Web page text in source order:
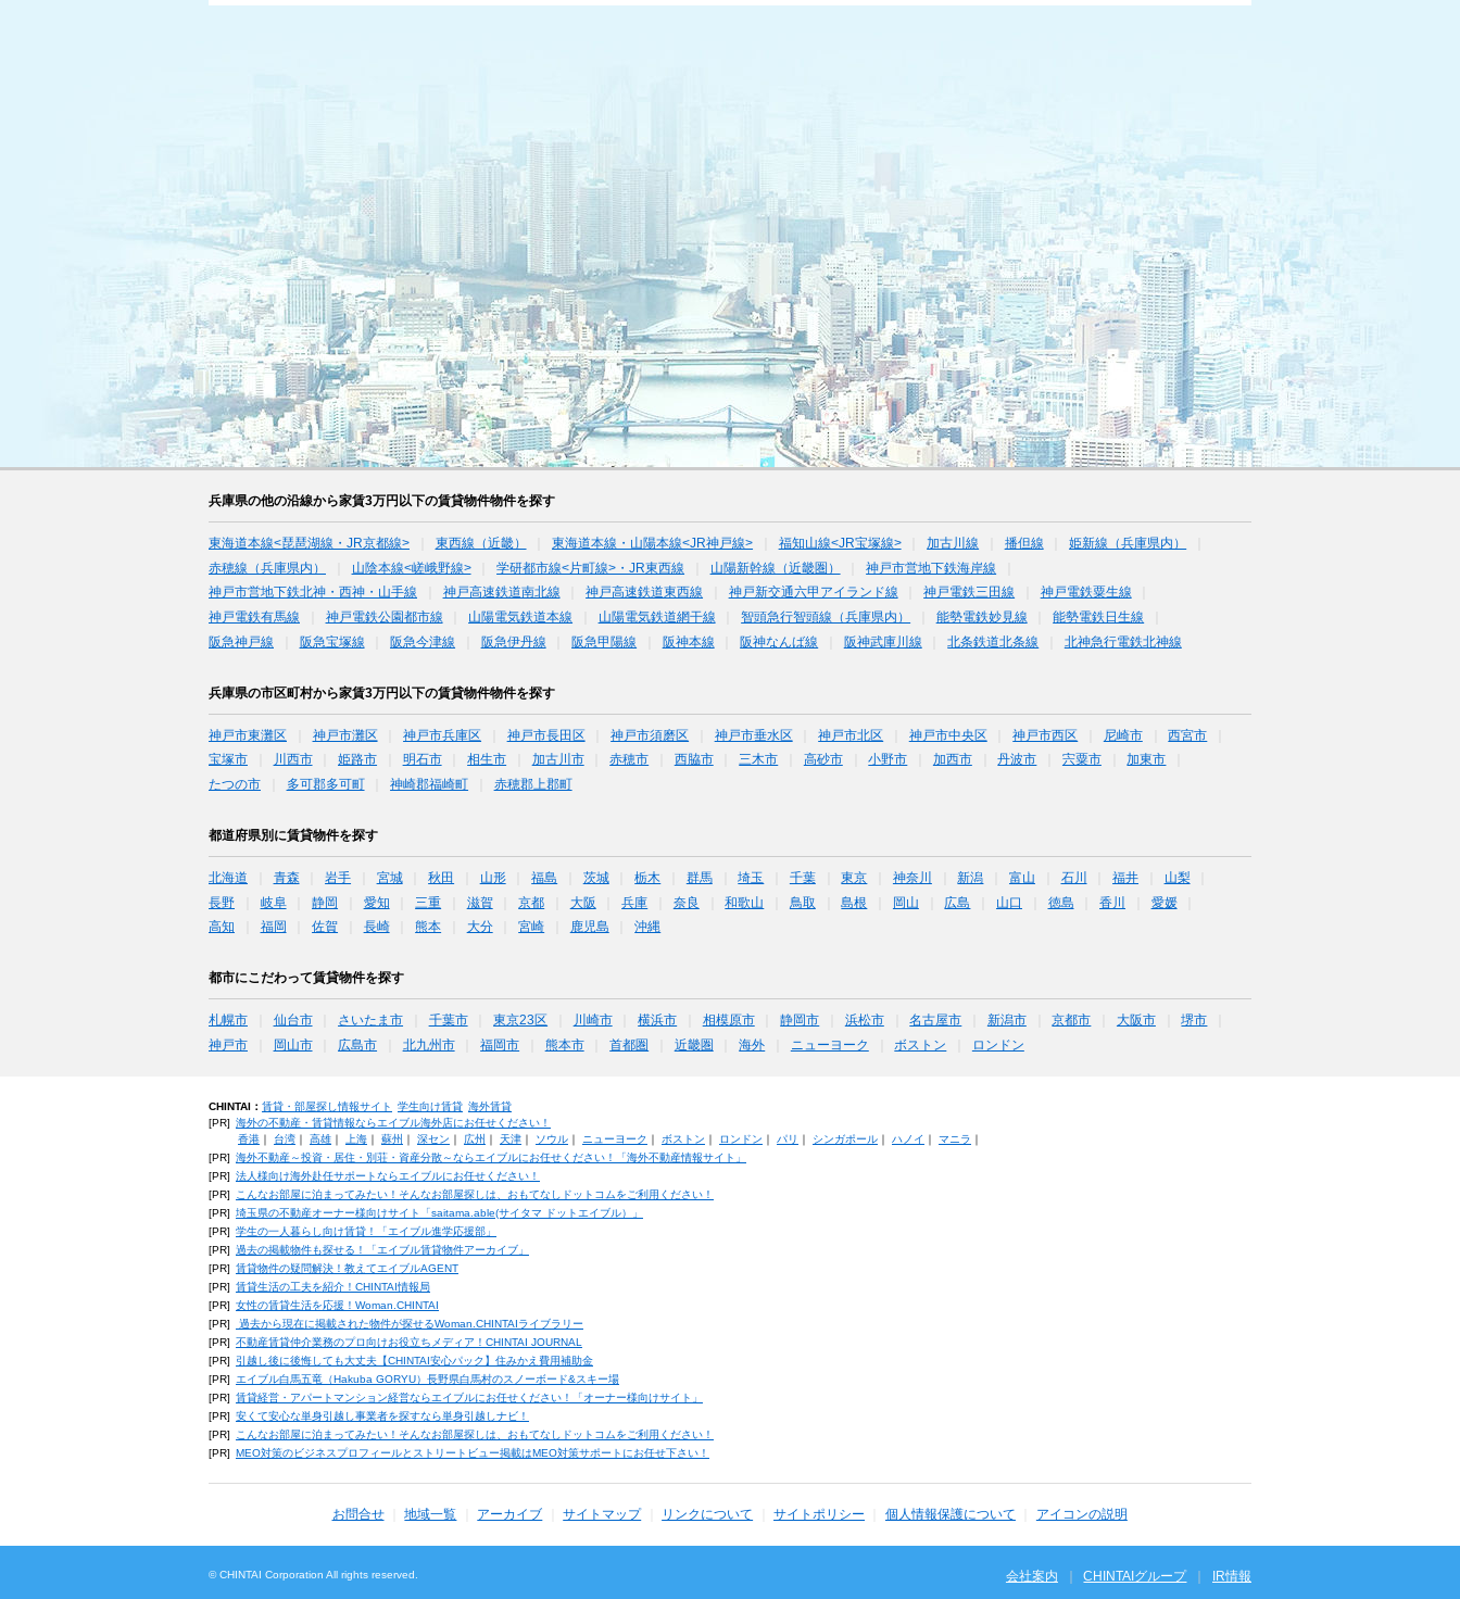
兵庫県の他の沿線から家賃3万円以下の賃貸物件物件を探す
東海道本線<琵琶湖線・JR京都線> 東西線（近畿） 東海道本線・山陽本線<JR神戸線> 福知山線<JR宝塚線> 加古川線 播但線
姫新線（兵庫県内）
赤穂線（兵庫県内）
山陰本線<嵯峨野線> 学研都市線<片町線>・JR東西線 山陽新幹線（近畿圏）
神戸市営地下鉄海岸線
神戸市営地下鉄北神・西神・山手線
神戸高速鉄道南北線 神戸高速鉄道東西線 神戸新交通六甲アイランド線 神戸電鉄三田線
神戸電鉄粟生線
神戸電鉄有馬線
神戸電鉄公園都市線 山陽電気鉄道本線 山陽電気鉄道網干線 智頭急行智頭線（兵庫県内） 能勢電鉄妙見線
能勢電鉄日生線
阪急神戸線
阪急宝塚線 阪急今津線 阪急伊丹線 阪急甲陽線 阪神本線 阪神なんば線 阪神武庫川線 北条鉄道北条線 北神急行電鉄北神線
兵庫県の市区町村から家賃3万円以下の賃貸物件物件を探す
神戸市東灘区 神戸市灘区 神戸市兵庫区 神戸市長田区 神戸市須磨区 神戸市垂水区 神戸市北区 神戸市中央区 神戸市西区 尼崎市
西宮市
宝塚市
川西市 姫路市 明石市 相生市 加古川市 赤穂市 西脇市 三木市 高砂市 小野市 加西市 丹波市 宍粟市
加東市
たつの市
多可郡多可町 神崎郡福崎町 赤穂郡上郡町
都道府県別に賃貸物件を探す
北海道 青森 岩手 宮城 秋田 山形 福島 茨城 栃木 群馬 埼玉 千葉 東京 神奈川 新潟 富山 石川 福井
山梨
長野
岐阜 静岡 愛知 三重 滋賀 京都 大阪 兵庫 奈良 和歌山 鳥取 島根 岡山 広島 山口 徳島 香川
愛媛
高知
福岡 佐賀 長崎 熊本 大分 宮崎 鹿児島 沖縄
都市にこだわって賃貸物件を探す
札幌市 仙台市 さいたま市 千葉市 東京23区 川崎市 横浜市 相模原市 静岡市 浜松市 名古屋市 新潟市 京都市 大阪市
堺市
神戸市
岡山市 広島市 北九州市 福岡市 熊本市 首都圏 近畿圏 海外 ニューヨーク ボストン ロンドン
CHINTAI： 賃貸・部屋探し情報サイト 学生向け賃貸 海外賃貸
[PR] 海外の不動産・賃貸情報ならエイブル海外店にお任せください！
香港｜ 台湾｜ 高雄｜ 上海｜ 蘇州 ｜ 深セン ｜ 広州 ｜ 天津｜ ソウル｜ ニューヨーク ｜ ボストン ｜ ロンドン ｜ パリ ｜ シンガポール｜ ハノイ ｜ マニラ ｜
[PR] 海外不動産～投資・居住・別荘・資産分散～ならエイブルにお任せください！「海外不動産情報サイト」
[PR] 法人様向け海外赴任サポートならエイブルにお任せください！
[PR]
こんなお部屋に泊まってみたい！そんなお部屋探しは、おもてなしドットコムをご利用ください！
[PR] 埼玉県の不動産オーナー様向けサイト「saitama.able(サイタマ ドットエイブル）」
[PR] 学生の一人暮らし向け賃貸！「エイブル進学応援部」
[PR] 過去の掲載物件も探せる！「エイブル賃貸物件アーカイブ」
[PR] 賃貸物件の疑問解決！教えてエイブルAGENT
[PR] 賃貸生活の工夫を紹介！CHINTAI情報局
[PR] 女性の賃貸生活を応援！Woman.CHINTAI
[PR]
過去から現在に掲載された物件が探せるWoman.CHINTAIライブラリー
[PR] 不動産賃貸仲介業務のプロ向けお役立ちメディア！CHINTAI JOURNAL
[PR]
引越し後に後悔しても大丈夫【CHINTAI安心パック】住みかえ費用補助金
[PR]
エイブル白馬五竜（Hakuba GORYU）長野県白馬村のスノーボード&スキー場
[PR] 賃貸経営・アパートマンション経営ならエイブルにお任せください！「オーナー様向けサイト」
[PR] 安くて安心な単身引越し事業者を探すなら単身引越しナビ！
[PR]
こんなお部屋に泊まってみたい！そんなお部屋探しは、おもてなしドットコムをご利用ください！
[PR] MEO対策のビジネスプロフィールとストリートビュー掲載はMEO対策サポートにお任せ下さい！
お問合せ 地域一覧 アーカイブ サイトマップ リンクについて サイトポリシー 個人情報保護について アイコンの説明
会社案内 CHINTAIグループ IR情報
© CHINTAI Corporation All rights reserved.